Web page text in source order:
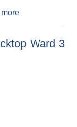
more
Ward 3